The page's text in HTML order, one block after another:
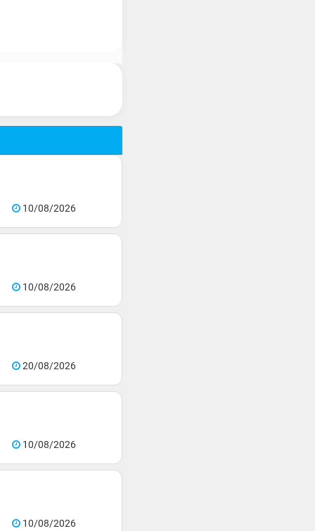
10/08/2026
10/08/2026
20/08/2026
10/08/2026
10/08/2026